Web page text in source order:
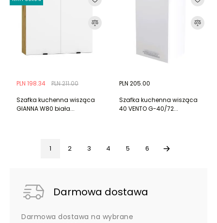
PLN 211.00
PLN 198.34
Szafka kuchenna wisząca
GIANNA W80 biała...
PLN 205.00
Szafka kuchenna wisząca
40 VENTO G-40/72...
1 2 3 4 5 6
Darmowa dostawa
Darmowa dostawa na wybrane